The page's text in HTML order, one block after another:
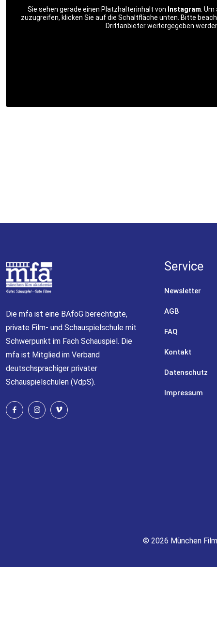
Sie sehen gerade einen Platzhalterinhalt von Instagram .
zuzugreifen, klicken Sie auf die Schaltfläche unten. Bitte
Drittanbieter weitergegeben
Die mfa ist eine BAföG berechtigte,
private Film- und Schauspielschule mit
Schwerpunkt im Fach Schauspiel. Die
mfa ist Mitglied im Verband
deutschsprachiger privater
Schauspielschulen (VdpS).
Service
Newsletter
AGB
FAQ
Kontakt
Datenschutz
Impressum
© 2026 München